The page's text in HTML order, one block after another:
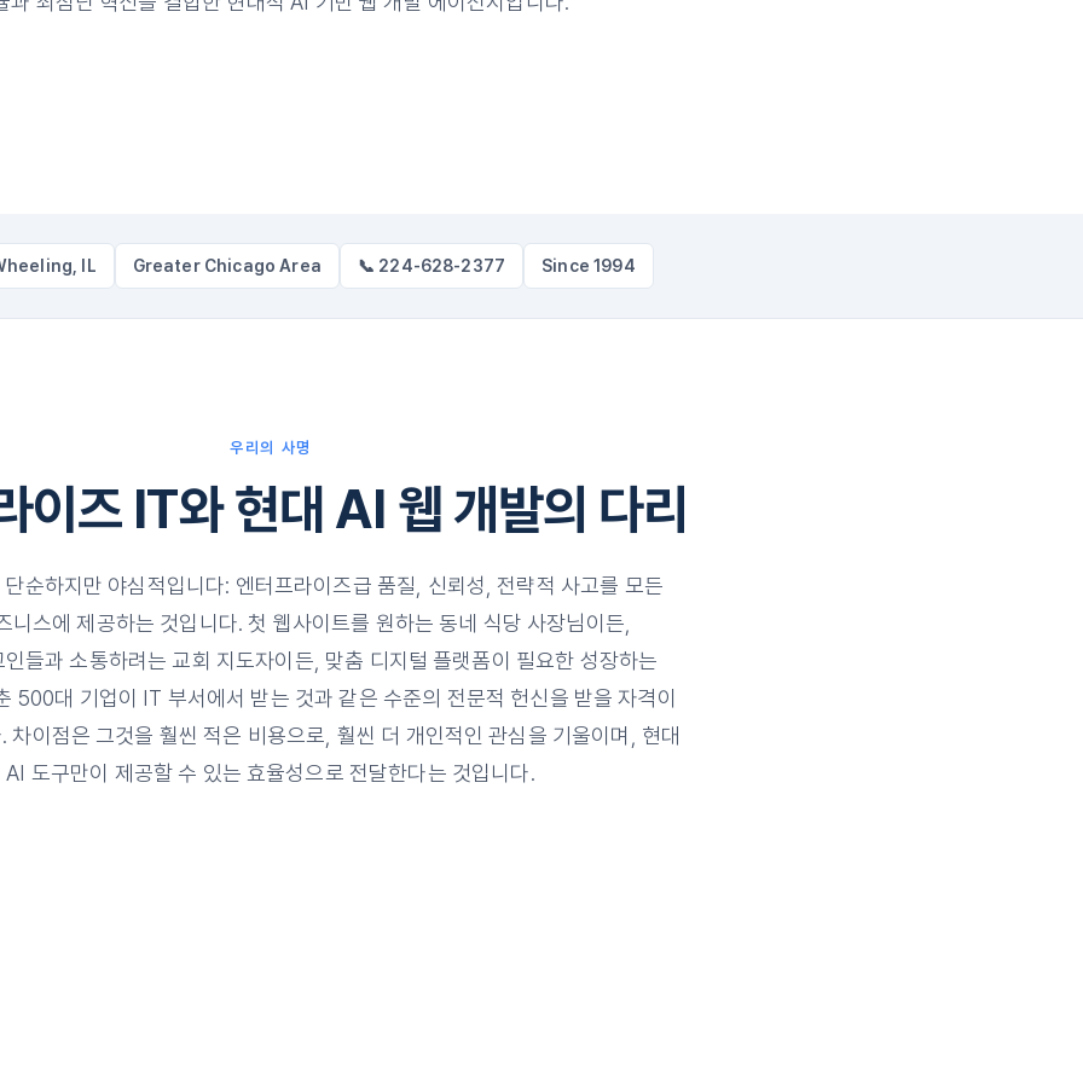
IL Greater Chicago Area 📞 224-628-2377 Since 1994
우리의 사명
이즈 IT와 현대 AI 웹 개발의 다리
순하지만 야심적입니다: 엔터프라이즈급 품질, 신뢰성, 전략적 사고를 모든
니스에 제공하는 것입니다. 첫 웹사이트를 원하는 동네 식당 사장님이든,
들과 소통하려는 교회 지도자이든, 맞춤 디지털 플랫폼이 필요한 성장하는
500대 기업이 IT 부서에서 받는 것과 같은 수준의 전문적 헌신을 받을 자격이
차이점은 그것을 훨씬 적은 비용으로, 훨씬 더 개인적인 관심을 기울이며, 현대
AI 도구만이 제공할 수 있는 효율성으로 전달한다는 것입니다.